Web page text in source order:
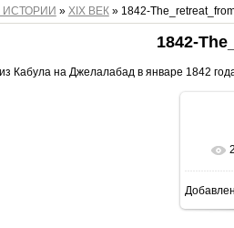
ИСТОРИИ » XIX ВЕК» 1842-
1842-
Кабула на Джелалабад в январе 1842